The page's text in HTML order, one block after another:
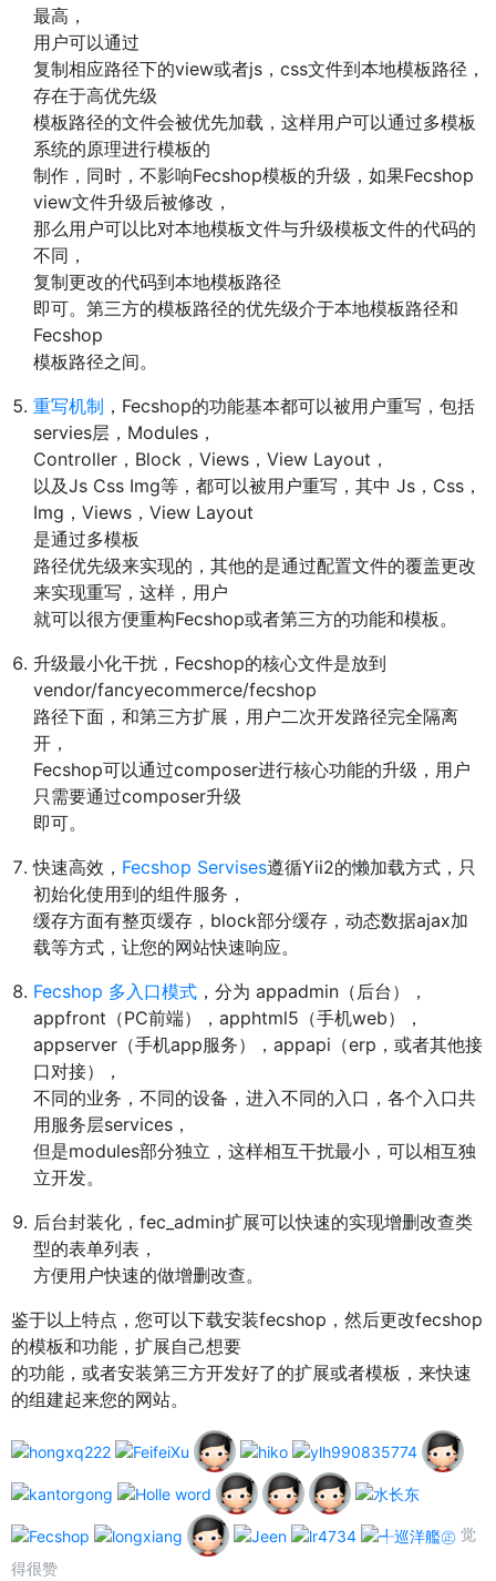
最高，
用户可以通过
复制相应路径下的view或者js，css文件到本地模板路径，
存在于高优先级
模板路径的文件会被优先加载，这样用户可以通过多模板
系统的原理进行模板的
制作，同时，不影响Fecshop模板的升级，如果Fecshop
view文件升级后被修改，
那么用户可以比对本地模板文件与升级模板文件的代码的
不同，
复制更改的代码到本地模板路径
即可。第三方的模板路径的优先级介于本地模板路径和
Fecshop
模板路径之间。
重写机制 ，Fecshop的功能基本都可以被用户重写，包括
servies层，Modules，
Controller，Block，Views，View Layout，
以及Js Css Img等，都可以被用户重写，其中 Js，Css，
Img，Views，View Layout
是通过多模板
路径优先级来实现的，其他的是通过配置文件的覆盖更改
来实现重写，这样，用户
就可以很方便重构Fecshop或者第三方的功能和模板。
升级最小化干扰，Fecshop的核心文件是放到
vendor/fancyecommerce/fecshop
路径下面，和第三方扩展，用户二次开发路径完全隔离
开，
Fecshop可以通过composer进行核心功能的升级，用户
只需要通过composer升级
即可。
快速高效， Fecshop Servises遵循Yii2的懒加载方式，只
初始化使用到的组件服务，
缓存方面有整页缓存，block部分缓存，动态数据ajax加
载等方式，让您的网站快速响应。
Fecshop 多入口模式 ，分为 appadmin（后台），
appfront（PC前端），apphtml5（手机web），
appserver（手机app服务），appapi（erp，或者其他接
口对接），
不同的业务，不同的设备，进入不同的入口，各个入口共
用服务层services，
但是modules部分独立，这样相互干扰最小，可以相互独
立开发。
后台封装化，fec_admin扩展可以快速的实现增删改查类
型的表单列表，
方便用户快速的做增删改查。
鉴于以上特点，您可以下载安装fecshop，然后更改fecshop
的模板和功能，扩展自己想要
的功能，或者安装第三方开发好了的扩展或者模板，来快速
的组建起来您的网站。
觉
得很赞